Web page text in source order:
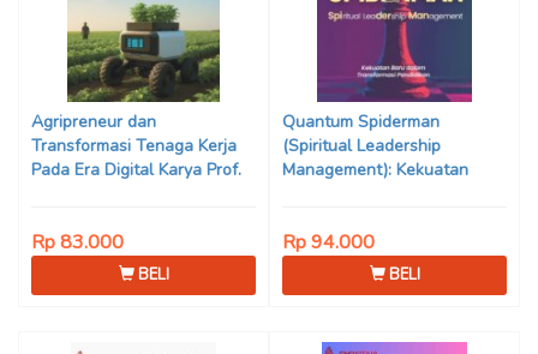
Agripreneur dan
Transformasi Tenaga Kerja
Pada Era Digital Karya Prof.
Siregar, S.Si., M.Sc., Ph.D.
Rp 83.000
BELI
Quantum Spiderman
(Spiritual Leadership
Management): Kekuatan
Agus Zaenul Fitri, M.Pd.
Rp 94.000
BELI